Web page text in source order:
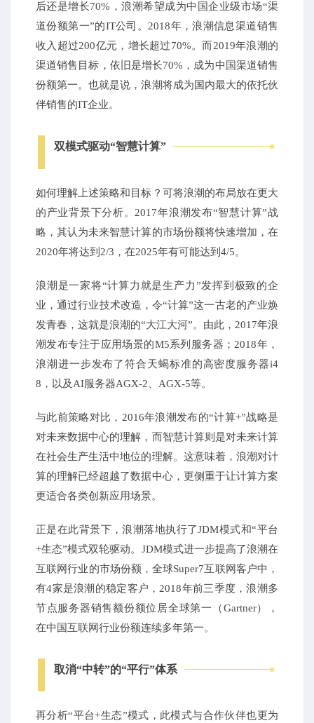
后还是增长70%，浪潮希望成为中国企业级市场“渠
道份额第一”的IT公司。2018年，浪潮信息渠道销售
收入超过200亿元，增长超过70%。而2019年浪潮的
渠道销售目标，依旧是增长70%，成为中国渠道销售
份额第一。也就是说，浪潮将成为国内最大的依托伙
伴销售的IT企业。
双模式驱动“智慧计算”
如何理解上述策略和目标？可将浪潮的布局放在更大
的产业背景下分析。2017年浪潮发布“智慧计算”战
略，其认为未来智慧计算的市场份额将快速增加，在
2020年将达到2/3，在2025年有可能达到4/5。
浪潮是一家将“计算力就是生产力”发挥到极致的企
业，通过行业技术改造，令“计算”这一古老的产业焕
发青春，这就是浪潮的“大江大河”。由此，2017年浪
潮发布专注于应用场景的M5系列服务器；2018年，
浪潮进一步发布了符合天蝎标准的高密度服务器i4
8，以及AI服务器AGX-2、AGX-5等。
与此前策略对比，2016年浪潮发布的“计算+”战略是
对未来数据中心的理解，而智慧计算则是对未来计算
在社会生产生活中地位的理解。这意味着，浪潮对计
算的理解已经超越了数据中心，更侧重于让计算方案
更适合各类创新应用场景。
正是在此背景下，浪潮落地执行了JDM模式和“平台
+生态”模式双轮驱动。JDM模式进一步提高了浪潮在
互联网行业的市场份额，全球Super7互联网客户中，
有4家是浪潮的稳定客户，2018年前三季度，浪潮多
节点服务器销售额份额位居全球第一（Gartner），
在中国互联网行业份额连续多年第一。
取消“中转”的“平行”体系
再分析“平台+生态”模式，此模式与合作伙伴也更为